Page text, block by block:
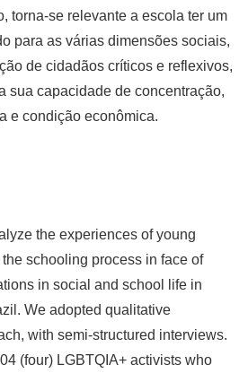
torna-se relevante a escola ter um
para as várias dimensões sociais,
de cidadãos críticos e reflexivos,
sua capacidade de concentração,
e condição econômica.
the experiences of young
schooling process in face of
in social and school life in
We adopted qualitative
with semi-structured interviews.
(four) LGBTQIA+ activists who